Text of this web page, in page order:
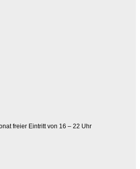
freier Eintritt von 16 – 22 Uhr